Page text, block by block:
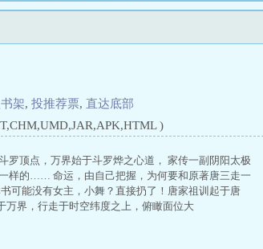
架, 投推荐票, 直达底部
)
罗顶点，万界始于斗罗烨之心道， 家传一副阴阳太极
样的…… 命运，由自己把握，为何要和原著唐三走一
可能没有女主，小舞？直接扔了！唐家祖训起于唐
万界，行走于时空纬度之上，俯瞰面位大